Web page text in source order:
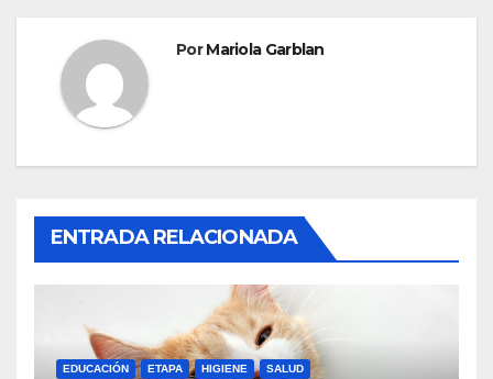
PorMariola Garblan
ENTRADA RELACIONADA
EDUCACIÓN ETAPA HIGIENE SALUD